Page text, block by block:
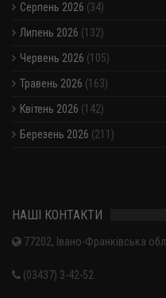
Серпень 2026 (34)
Липень 2026 (132)
Червень 2026 (105)
Травень 2026 (163)
Квітень 2026 (142)
Березень 2026 (211)
НАШІ КОНТАКТИ
77202, Івано-Франківська
(03437) 3-42-52